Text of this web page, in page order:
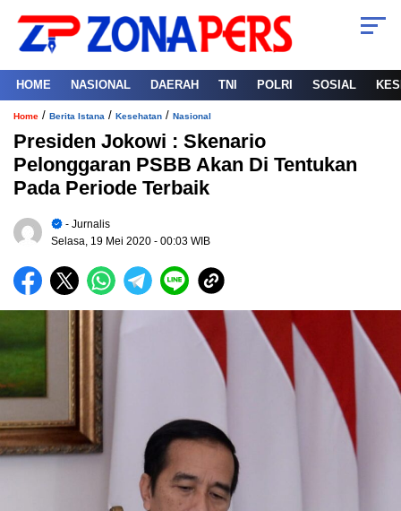
HOME NASIONAL DAERAH TNI POLRI SOSIAL
Home / Berita Istana / Kesehatan / Nasional
Presiden Jokowi : Skenario
Pelonggaran PSBB Akan Di Tentukan
Pada Periode Terbaik
- Jurnalis
Selasa, 19 Mei 2020 - 00:03 WIB